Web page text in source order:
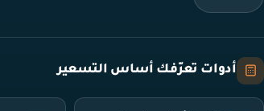
أدوات تعرّفك أساس التسعير